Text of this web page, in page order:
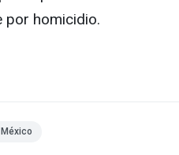
por homicidio.